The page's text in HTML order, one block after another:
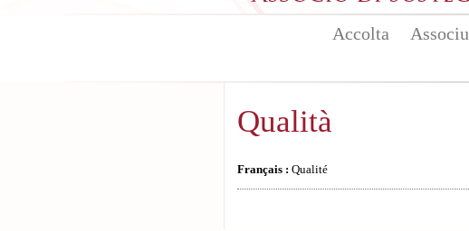
Accolta Associu
Qualità
Français : Qualité